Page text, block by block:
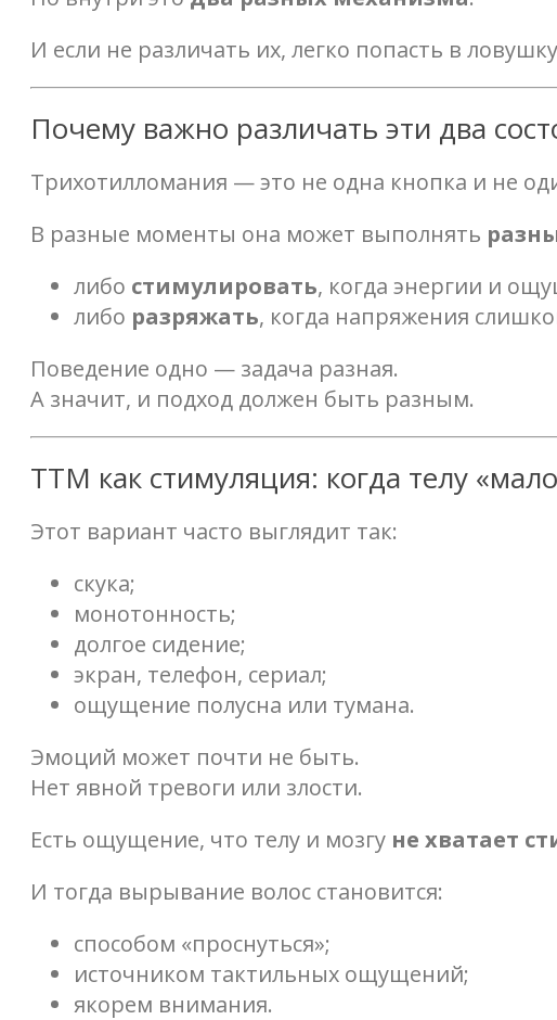
И если не различать их, легко попасть в
Почему важно различать эти два
Трихотилломания — это не одна кнопка и не
В разные моменты она может выполнять
либо стимулировать, когда энергии и
либо разряжать, когда напряжения
Поведение одно — задача разная.
А значит, и подход должен быть разным.
ТТМ как стимуляция: когда телу
Этот вариант часто выглядит так:
скука;
монотонность;
долгое сидение;
экран, телефон, сериал;
ощущение полусна или тумана.
Эмоций может почти не быть.
Нет явной тревоги или злости.
Есть ощущение, что телу и мозгу не хватает
И тогда вырывание волос становится:
способом «проснуться»;
источником тактильных ощущений;
якорем внимания.